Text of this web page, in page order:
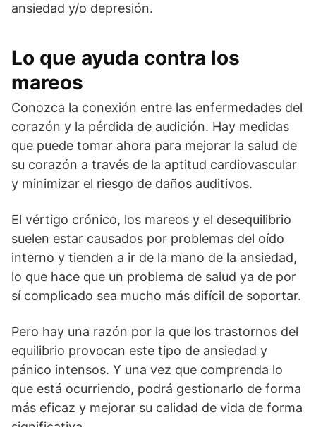
ansiedad y/o depresión.
Lo que ayuda contra los
mareos
Conozca la conexión entre las enfermedades del
corazón y la pérdida de audición. Hay medidas
que puede tomar ahora para mejorar la salud de
su corazón a través de la aptitud cardiovascular
y minimizar el riesgo de daños auditivos.
El vértigo crónico, los mareos y el desequilibrio
suelen estar causados por problemas del oído
interno y tienden a ir de la mano de la ansiedad,
lo que hace que un problema de salud ya de por
sí complicado sea mucho más difícil de soportar.
Pero hay una razón por la que los trastornos del
equilibrio provocan este tipo de ansiedad y
pánico intensos. Y una vez que comprenda lo
que está ocurriendo, podrá gestionarlo de forma
más eficaz y mejorar su calidad de vida de forma